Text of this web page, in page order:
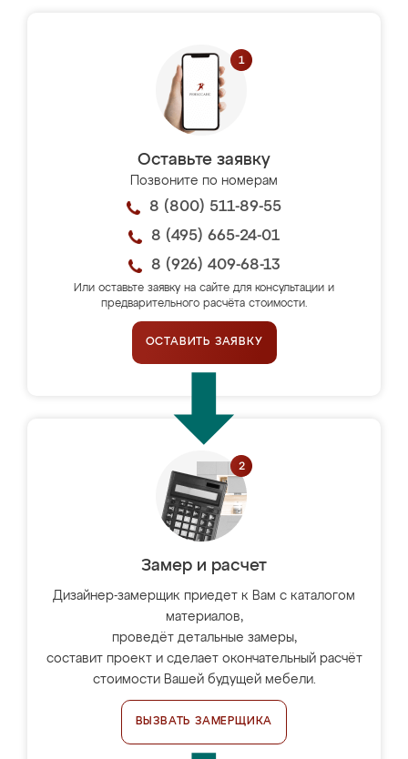
Оставьте заявку
Позвоните по номерам
8 (800) 511-89-55
8 (495) 665-24-01
8 (926) 409-68-13
Или оставьте заявку на сайте для консультации и
предварительного расчёта стоимости.
ОСТАВИТЬ ЗАЯВКУ
Замер и расчет
Дизайнер-замерщик приедет к Вам с каталогом
материалов,
проведёт детальные замеры,
составит проект и сделает окончательный расчёт
стоимости Вашей будущей мебели.
ВЫЗВАТЬ ЗАМЕРЩИКА